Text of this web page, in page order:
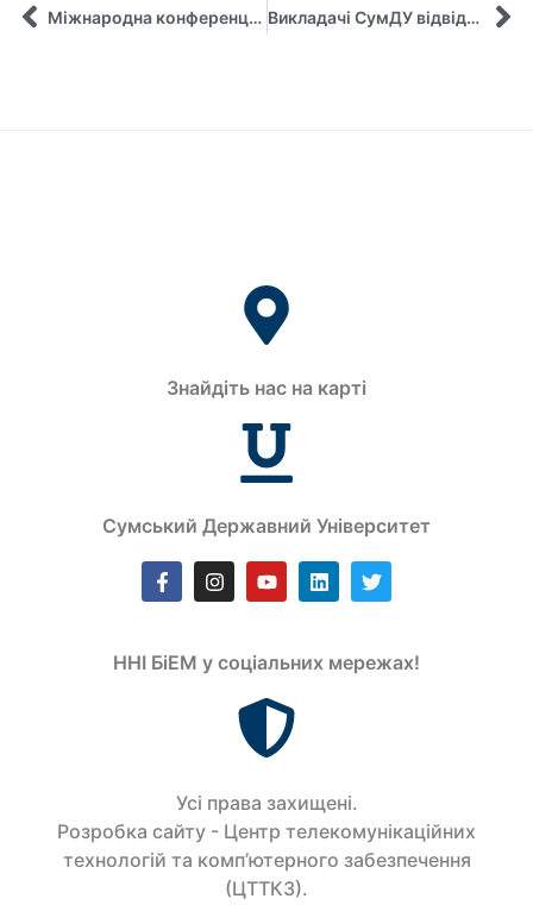
Міжнародна конференція в Польщі за участю нашої команди! Викладачі СумДУ відвідали Естонію в рамках програми академічної мобільності ERASMUS+
Знайдіть нас на карті
Сумський Державний Університет
ННІ БіЕМ у соціальних мережах!
Усi права захищенi.
Розробка сайту - Центр телекомунікаційних
технологій та комп’ютерного забезпечення
(ЦТТКЗ).